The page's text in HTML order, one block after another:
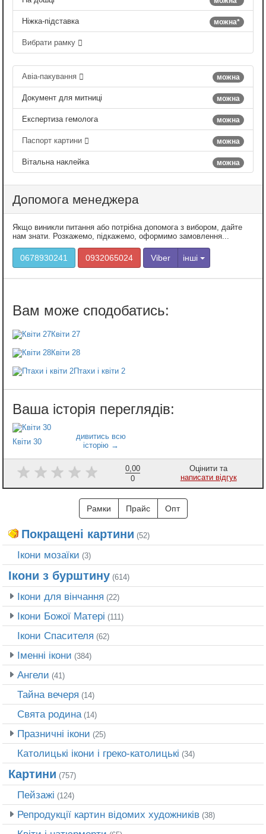
можна*
Ніжка-підставка
Вибрати рамку
можна
Авіа-пакування
можна
Документ для митниці
можна
Експертиза гемолога
можна
Паспорт картини
можна
Вітальна наклейка
Допомога менеджера
Якщо виникли питання або потрібна допомога з вибором, дайте
нам знати. Розкажемо, підкажемо, оформимо замовлення...
0678930241 0932065024 Viber інші
Квіти 27
Квіти 28
Птахи і квіти 2
Квіти 30
0,00
0
Оцінити та
написати відгук
Рамки Прайс Опт
Покращені картини (52)
Ікони мозаїки (3)
Ікони з бурштину (614)
Ікони для вінчання (22)
Ікони Божої Матері (111)
Ікони Спасителя (62)
Іменні ікони (384)
Ангели (41)
Тайна вечеря (14)
Свята родина (14)
Празничні ікони (25)
Католицькі ікони і греко-католицькі (34)
Картини (757)
Пейзажі (124)
Репродукції картин відомих художників (38)